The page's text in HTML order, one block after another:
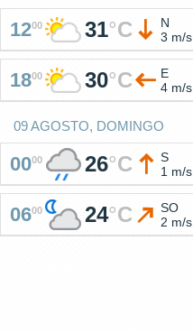
1200 31°C
N
3 m/s
1800 30°C
E
4 m/s
09 AGOSTO, DOMINGO
0000 26°C
S
1 m/s
0600 24°C
SO
2 m/s